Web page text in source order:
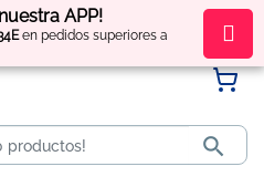
APP!
en pedidos superiores a
puntos por tus compras
